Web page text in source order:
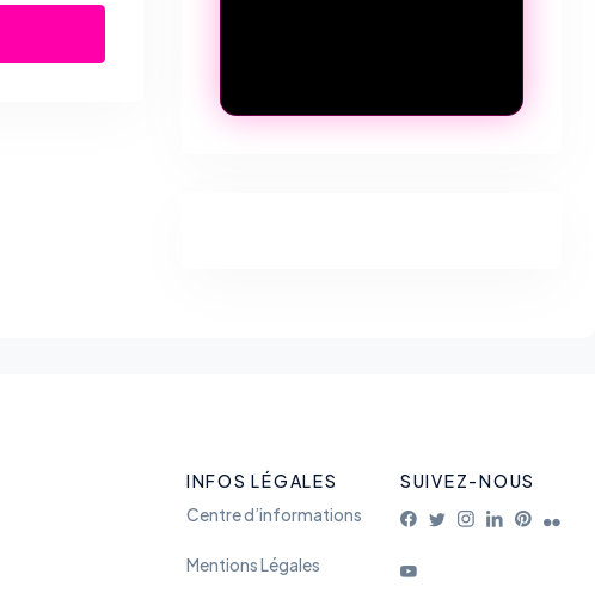
INFOS LÉGALES
Centre d’informations
Mentions Légales
SUIVEZ-NOUS